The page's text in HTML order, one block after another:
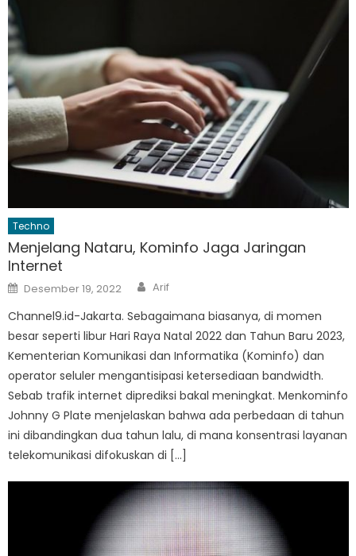
Techno
Menjelang Nataru, Kominfo Jaga Jaringan
Internet
Posted
on
Desember 19, 2022 Author
Arif
Channel9.id-Jakarta. Sebagaimana biasanya, di momen
besar seperti libur Hari Raya Natal 2022 dan Tahun Baru 2023,
Kementerian Komunikasi dan Informatika (Kominfo) dan
operator seluler mengantisipasi ketersediaan bandwidth.
Sebab trafik internet diprediksi bakal meningkat. Menkominfo
Johnny G Plate menjelaskan bahwa ada perbedaan di tahun
ini dibandingkan dua tahun lalu, di mana konsentrasi layanan
telekomunikasi difokuskan di […]